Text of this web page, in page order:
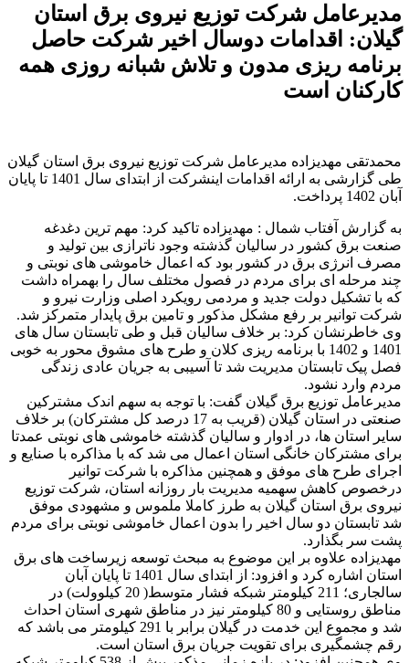
مدیرعامل شرکت توزیع نیروی برق استان
گیلان: اقدامات دوسال اخیر شركت حاصل
برنامه ریزی مدون و تلاش شبانه روزی همه
كاركنان است
محمدتقی مهدیزاده مدیرعامل شرکت توزیع نیروی برق استان گیلان
طی گزارشی به ارائه اقدامات اینشرکت از ابتدای سال 1401 تا پایان
آبان 1402 پرداخت.
به گزارش آفتاب شمال : مهدیزاده تاکید کرد: مهم ترین دغدغه
صنعت برق کشور در سالیان گذشته وجود ناترازی بین تولید و
مصرف انرژی برق در کشور بود که اعمال خاموشی های نوبتی و
چند مرحله ای برای مردم در فصول مختلف سال را بهمراه داشت
که با تشکیل دولت جدید و مردمی رویکرد اصلی وزارت نیرو و
شرکت توانیر بر رفع مشکل مذکور و تامین برق پایدار متمرکز شد.
وی خاطرنشان کرد: بر خلاف سالیان قبل و طی تابستان سال های
1401 و 1402 با برنامه ریزی کلان و طرح های مشوق محور به خوبی
فصل پیک تابستان مدیریت شد تا آسیبی به جریان عادی زندگی
مردم وارد نشود.
مدیرعامل توزیع برق گیلان گفت: با توجه به سهم اندک مشترکین
صنعتی در استان گیلان (قریب به 17 درصد کل مشترکان) بر خلاف
سایر استان ها، در ادوار و سالیان گذشته خاموشی های نوبتی عمدتا
برای مشترکان خانگی استان اعمال می شد که با مذاکره با صنایع و
اجرای طرح های موفق و همچنین مذاکره با شرکت توانیر
درخصوص کاهش سهمیه مدیریت بار روزانه استان، شرکت توزیع
نیروی برق استان گیلان به طرز کاملا ملموس و مشهودی موفق
شد تابستان دو سال اخیر را بدون اعمال خاموشی نوبتی برای مردم
پشت سر بگذارد.
مهدیزاده علاوه بر این موضوع به مبحث توسعه زیرساخت های برق
استان اشاره کرد و افزود: از ابتدای سال 1401 تا پایان آبان
سالجاری؛ 211 کیلومتر شبکه فشار متوسط( 20 کیلوولت) در
مناطق روستایی و 80 کیلومتر نیز در مناطق شهری استان احداث
شد و مجموع این خدمت در گیلان برابر با 291 کیلومتر می باشد که
رقم چشمگیری برای تقویت جریان برق استان است.